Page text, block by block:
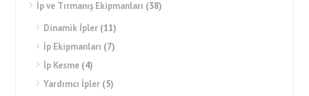
İp ve Tırmanış Ekipmanları (38)
Dinamik İpler (11)
İp Ekipmanları (7)
İp Kesme (4)
Yardımcı İpler (5)